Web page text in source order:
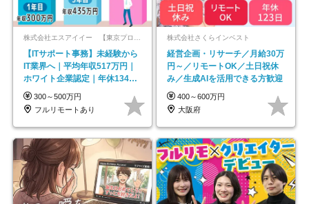
【ITサポート事務】未経験から
IT業界へ｜平均年収517万円｜
ホワイト企業認定｜年休134日
｜リモートOK
300～500万円
フルリモートあり
株式会社さくらインベスト
経営企画・リサーチ／月給30万
円～／リモートOK／土日祝休
み／生成AIを活用できる方歓迎
400～600万円
大阪府